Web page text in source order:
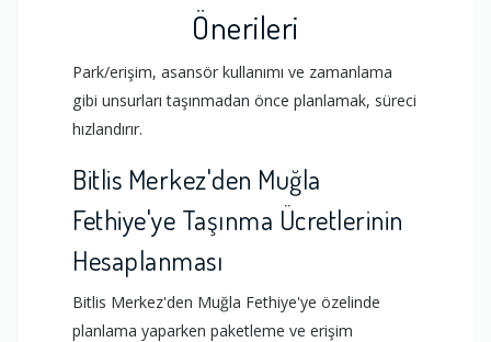
Önerileri
Park/erişim, asansör kullanımı ve zamanlama
gibi unsurları taşınmadan önce planlamak, süreci
hızlandırır.
Bitlis Merkez'den Muğla
Fethiye'ye Taşınma Ücretlerinin
Hesaplanması
Bitlis Merkez'den Muğla Fethiye'ye özelinde
planlama yaparken paketleme ve erişim